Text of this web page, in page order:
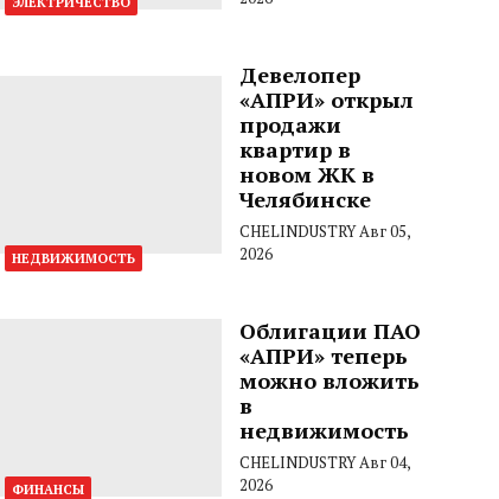
НЕДВИЖИМОСТЬ
Девелопер
«АПРИ» открыл
продажи
квартир в
новом ЖК в
Челябинске
CHELINDUSTRYАвг 05,
2026
ФИНАНСЫ
Облигации ПАО
«АПРИ» теперь
можно вложить
в
недвижимость
CHELINDUSTRYАвг 04,
2026